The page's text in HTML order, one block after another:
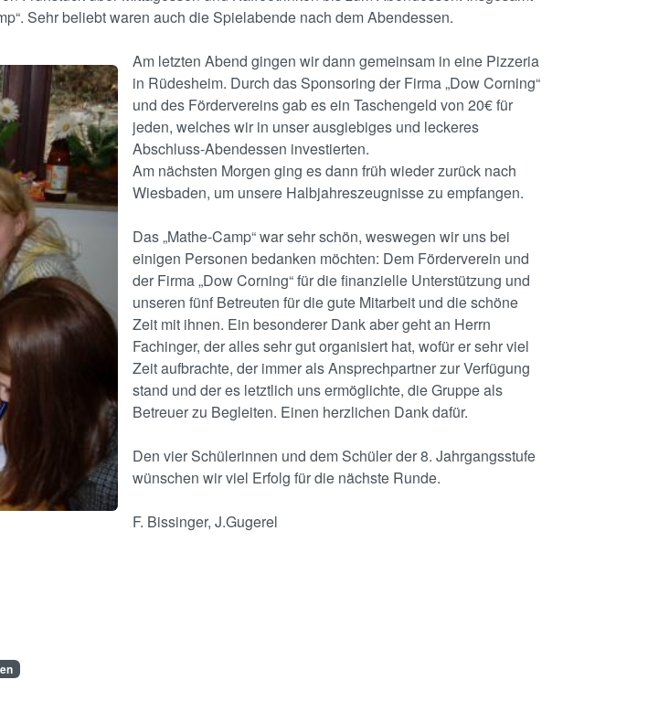
Sehr beliebt waren auch die Spielabende nach dem Abendessen.
Am letzten Abend gingen wir dann gemeinsam in eine Pizzeria
in Rüdesheim. Durch das Sponsoring der Firma „Dow Corning“
und des Fördervereins gab es ein Taschengeld von 20€ für
jeden, welches wir in unser ausgiebiges und leckeres
Abschluss-Abendessen investierten.
Am nächsten Morgen ging es dann früh wieder zurück nach
Wiesbaden, um unsere Halbjahreszeugnisse zu empfangen.
Das „Mathe-Camp“ war sehr schön, weswegen wir uns bei
einigen Personen bedanken möchten: Dem Förderverein und
der Firma „Dow Corning“ für die finanzielle Unterstützung und
unseren fünf Betreuten für die gute Mitarbeit und die schöne
Zeit mit ihnen. Ein besonderer Dank aber geht an Herrn
Fachinger, der alles sehr gut organisiert hat, wofür er sehr viel
Zeit aufbrachte, der immer als Ansprechpartner zur Verfügung
stand und der es letztlich uns ermöglichte, die Gruppe als
Betreuer zu Begleiten. Einen herzlichen Dank dafür.
Den vier Schülerinnen und dem Schüler der 8. Jahrgangsstufe
wünschen wir viel Erfolg für die nächste Runde.
F. Bissinger, J.Gugerel